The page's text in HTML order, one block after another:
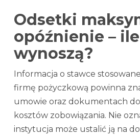
Odsetki
opóźnienie – ile
wynoszą?
Informacja o stawce
firmę pożyczkową powinna
umowie oraz dokumentach
kosztów zobowiązania. Nie
instytucja może ustalić ją na